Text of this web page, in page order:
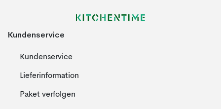
Kundenservice
Kundenservice
Lieferinformation
Paket verfolgen